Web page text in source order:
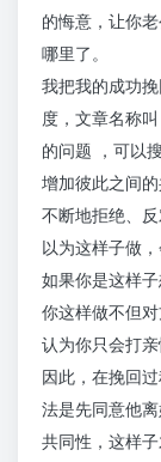
的悔意，让你
哪里了。
我把我的成功
度，文章名称
的问题 ，可以
增加彼此之间
不断地拒绝、
以为这样子做，
如果你是这样子
你这样做不但
认为你只会打亲
因此，在挽回
法是先同意他
共同性，这样